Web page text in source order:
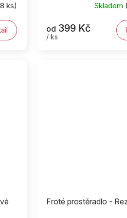
ks) Skladem
od 399 Kč
/ ks
Froté prostěradlo -